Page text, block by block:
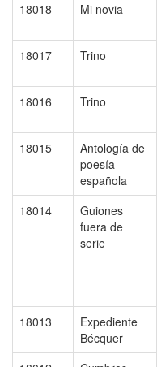
18018 Mi novia
18017
Trino
18016 Trino
18015
Antología de
poesía
española
18014
Guiones
fuera de
serie
18013
Expediente
Bécquer